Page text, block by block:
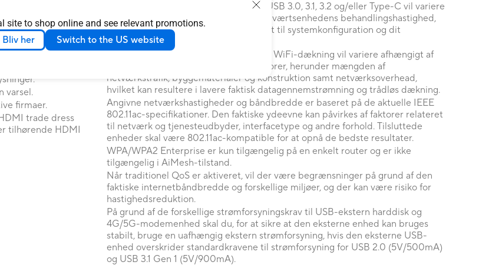
site to shop online and see relevant promotions.
Bliv her Switch to the US website
Industry Canada
USA og Canada
angående de
er
varsel.
firmaer.
trade dress
tilhørende HDMI
Den faktiske overførselshastighed for USB 3.0, 3.1, 3.2 og/eller Type-C vil variere
afhængigt af mange faktorer, herunder værtsenhedens behandlingshastighed,
filattributter og andre faktorer relateret til systemkonfiguration og dit
driftsmiljø.
Den faktiske datagennemstrømning og WiFi-dækning vil variere afhængigt af
netværksforhold og miljømæssige faktorer, herunder mængden af
netværkstrafik, byggematerialer og konstruktion samt netværksoverhead,
hvilket kan resultere i lavere faktisk datagennemstrømning og trådløs dækning.
Angivne netværkshastigheder og båndbredde er baseret på de aktuelle IEEE
802.11ac-specifikationer. Den faktiske ydeevne kan påvirkes af faktorer relateret
til netværk og tjenesteudbyder, interfacetype og andre forhold. Tilsluttede
enheder skal være 802.11ac-kompatible for at opnå de bedste resultater.
WPA/WPA2 Enterprise er kun tilgængelig på en enkelt router og er ikke
tilgængelig i AiMesh-tilstand.
Når traditionel QoS er aktiveret, vil der være begrænsninger på grund af den
faktiske internetbåndbredde og forskellige miljøer, og der kan være risiko for
hastighedsreduktion.
På grund af de forskellige strømforsyningskrav til USB-ekstern harddisk og
4G/5G-modemenhed skal du, for at sikre at den eksterne enhed kan bruges
stabilt, bruge en uafhængig ekstern strømforsyning, hvis den eksterne USB-
enhed overskrider standardkravene til strømforsyning for USB 2.0 (5V/500mA)
og USB 3.1 Gen 1 (5V/900mA).